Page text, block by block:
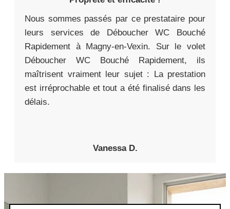
Nous sommes passés par ce prestataire pour
leurs services de Déboucher WC Bouché
Rapidement à Magny-en-Vexin. Sur le volet
Déboucher WC Bouché Rapidement, ils
maîtrisent vraiment leur sujet : La prestation
est irréprochable et tout a été finalisé dans les
délais.
Vanessa D.